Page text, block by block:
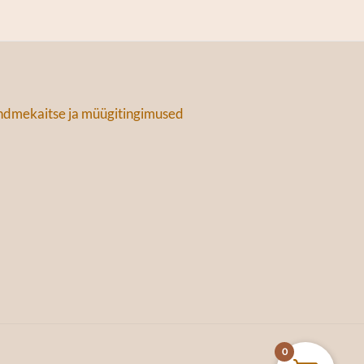
ja müügitingimused
0